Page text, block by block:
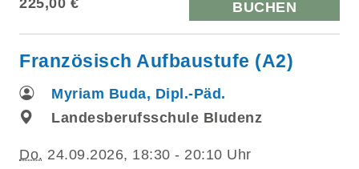
BUCHEN
Französisch Aufbaustufe (A2)
Myriam Buda, Dipl.-Päd.
Landesberufsschule Bludenz
Do. 24.09.2026, 18:30 - 20:10 Uhr